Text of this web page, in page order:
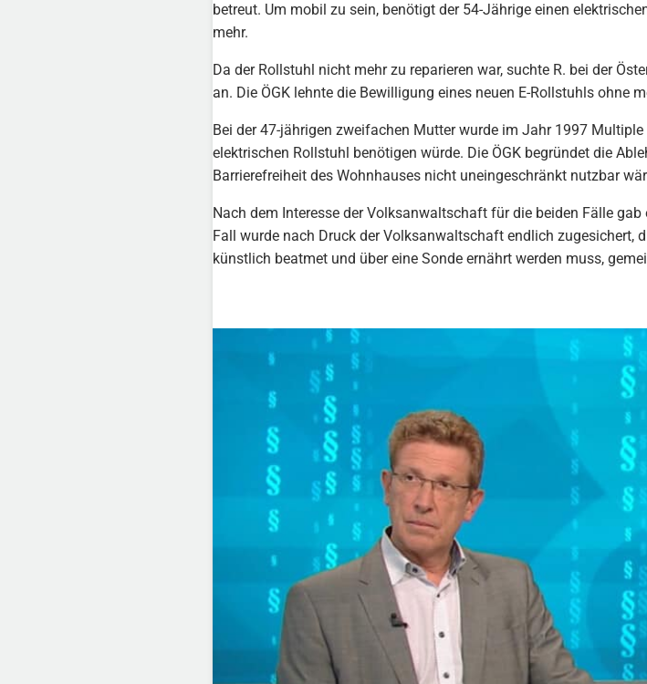
betreut. Um mobil zu sein, benötigt der 54-Jährige einen
mehr.
Da der Rollstuhl nicht mehr zu reparieren war, suchte R. bei der
an. Die ÖGK lehnte die Bewilligung eines neuen E-Rollstuhls ohne
Bei der 47-jährigen zweifachen Mutter wurde im Jahr 1997
elektrischen Rollstuhl benötigen würde. Die ÖGK begründet die
Barrierefreiheit des Wohnhauses nicht uneingeschränkt nutzbar
Nach dem Interesse der Volksanwaltschaft für die beiden Fälle
Fall wurde nach Druck der Volksanwaltschaft endlich zugesichert,
künstlich beatmet und über eine Sonde ernährt werden muss,